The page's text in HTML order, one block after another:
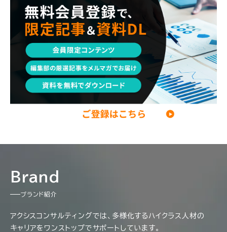
コンサル現場論 経営企画・事業企画 メンタルケア
パラレルキャリア ワークライフバランス 移住・二拠点生活 AI活用
DX・テクノロジー リスキリング・資格 M&A・ファイナンス
Brand
ブランド紹介
アクシスコンサルティングでは、多様化するハイクラス人材の
キャリアをワンストップでサポートしています。